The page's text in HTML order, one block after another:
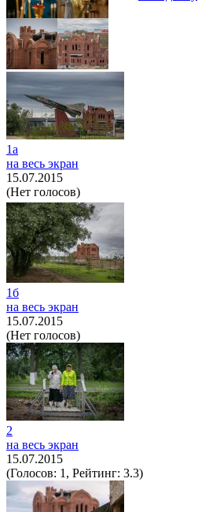
1а
на весь экран
15.07.2015
(Нет голосов)
1б
на весь экран
15.07.2015
(Нет голосов)
2
на весь экран
15.07.2015
(Голосов: 1, Рейтинг: 3.3)